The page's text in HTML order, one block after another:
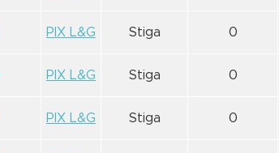
PIX L&G Stiga 0
PIX L&G Stiga 0
PIX L&G Stiga 0